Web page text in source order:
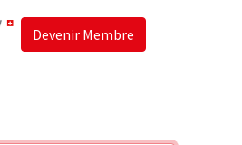
Devenir Membre